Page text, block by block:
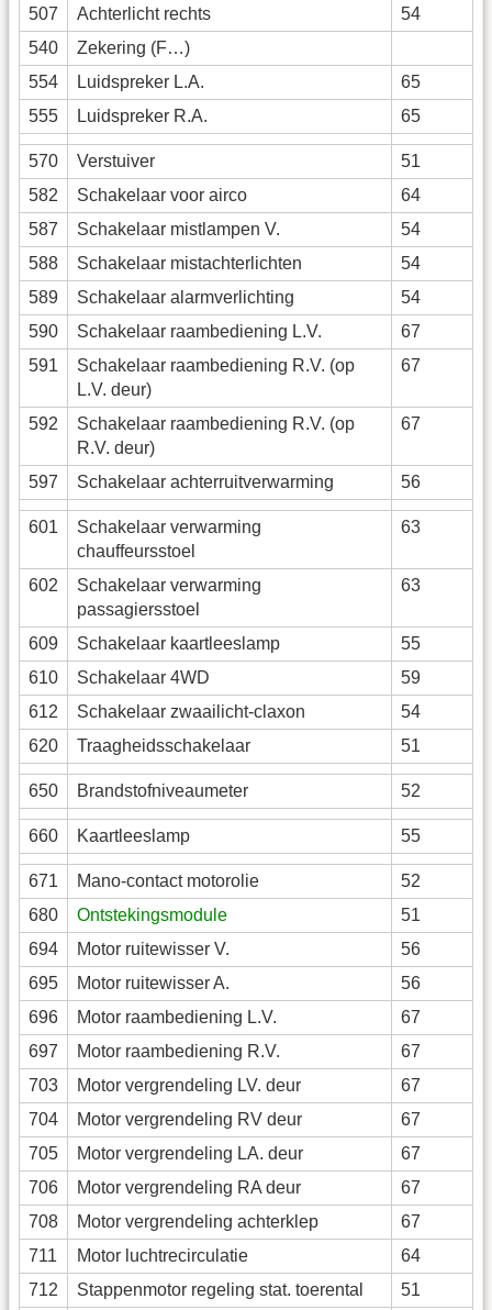
507 Achterlicht rechts
54
540
Zekering (F…)
554
Luidspreker L.A.
65
555
Luidspreker R.A. 65
570 Verstuiver
51
582
Schakelaar voor airco
64
587
Schakelaar mistlampen V.
54
588
Schakelaar mistachterlichten
54
589
Schakelaar alarmverlichting
54
590
Schakelaar raambediening L.V.
67
591
Schakelaar raambediening R.V. (op
L.V. deur)
67
592
Schakelaar raambediening R.V. (op
R.V. deur)
67
597 Schakelaar achterruitverwarming 56
601
Schakelaar verwarming
chauffeursstoel
63
602
Schakelaar verwarming
passagiersstoel
63
609 Schakelaar kaartleeslamp
55
610
Schakelaar 4WD
59
612
Schakelaar zwaailicht-claxon
54
620
Traagheidsschakelaar 51
650 Brandstofniveaumeter 52
660 Kaartleeslamp 55
671 Mano-contact motorolie
52
680
Ontstekingsmodule
51
694
Motor ruitewisser V.
56
695
Motor ruitewisser A.
56
696
Motor raambediening L.V.
67
697
Motor raambediening R.V.
67
703
Motor vergrendeling LV. deur
67
704
Motor vergrendeling RV deur
67
705
Motor vergrendeling LA. deur
67
706
Motor vergrendeling RA deur
67
708
Motor vergrendeling achterklep
67
711
Motor luchtrecirculatie
64
712
Stappenmotor regeling stat. toerental
51